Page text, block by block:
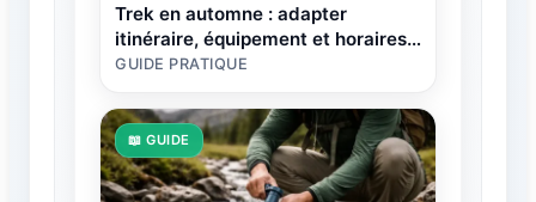
Trek en automne : adapter
itinéraire, équipement et horaires
aux contraintes saisonnières
GUIDE PRATIQUE
📖 GUIDE